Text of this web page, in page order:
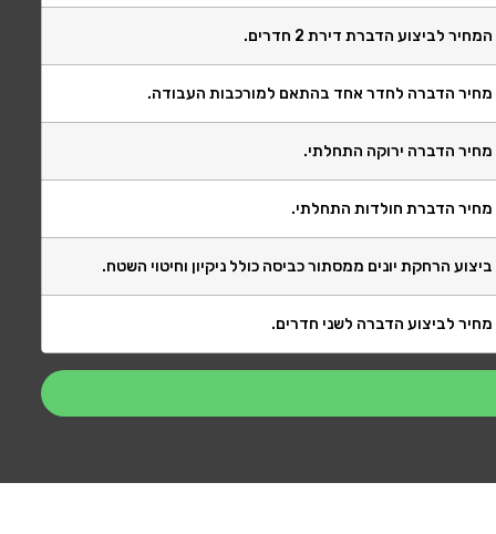
המחיר לביצוע הדברת דירת 2 חדרים.
מחיר הדברה לחדר אחד בהתאם למורכבות העבודה.
מחיר הדברה ירוקה התחלתי.
מחיר הדברת חולדות התחלתי.
ביצוע הרחקת יונים ממסתור כביסה כולל ניקיון וחיטוי השטח.
מחיר לביצוע הדברה לשני חדרים.